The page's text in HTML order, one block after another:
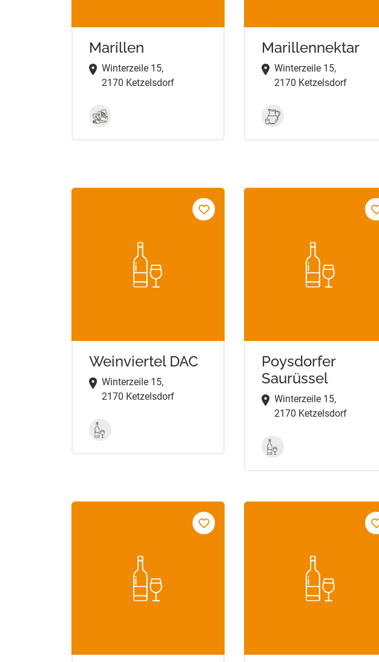
Marillen
Winterzeile 15,
2170 Ketzelsdorf
Marillennektar
Winterzeile 15,
2170 Ketzelsdorf
Weinviertel DAC
Winterzeile 15,
2170 Ketzelsdorf
Poysdorfer
Saurüssel
Winterzeile 15,
2170 Ketzelsdorf